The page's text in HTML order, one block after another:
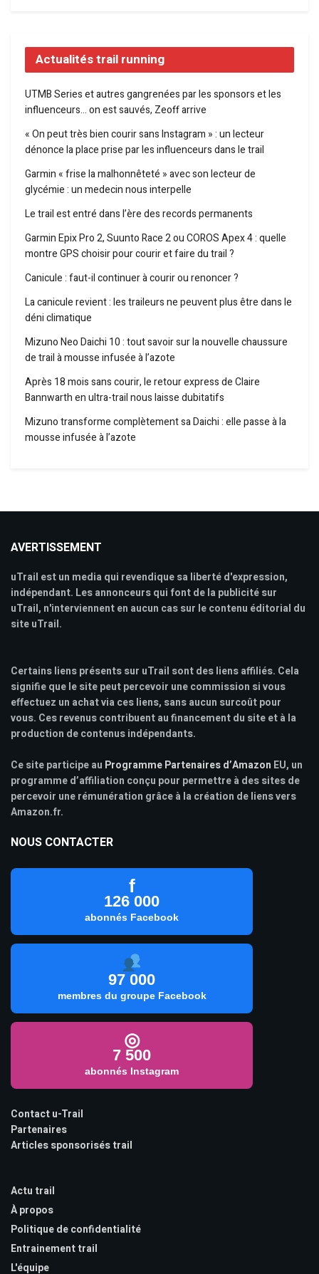
Actualités trail running
UTMB Series et autres gangrenées par les sponsors et les
influenceurs… on est sauvés, Zeoff arrive
« On peut très bien courir sans Instagram » : un lecteur
dénonce la place prise par les influenceurs dans le trail
Garmin « frise la malhonnêteté » avec son lecteur de
glycémie : un medecin nous interpelle
Le trail est entré dans l’ère des records permanents
Garmin Epix Pro 2, Suunto Race 2 ou COROS Apex 4 : quelle
montre GPS choisir pour courir et faire du trail ?
Canicule : faut-il continuer à courir ou renoncer ?
La canicule revient : les traileurs ne peuvent plus être dans le
déni climatique
Mizuno Neo Daichi 10 : tout savoir sur la nouvelle chaussure
de trail à mousse infusée à l’azote
Après 18 mois sans courir, le retour express de Claire
Bannwarth en ultra-trail nous laisse dubitatifs
Mizuno transforme complètement sa Daichi : elle passe à la
mousse infusée à l’azote
AVERTISSEMENT
uTrail est un media qui revendique sa liberté d'expression,
indépendant. Les annonceurs qui font de la publicité sur
uTrail, n'interviennent en aucun cas sur le contenu éditorial du
site uTrail.
Certains liens présents sur uTrail sont des liens affiliés. Cela
signifie que le site peut percevoir une commission si vous
effectuez un achat via ces liens, sans aucun surcoût pour
vous. Ces revenus contribuent au financement du site et à la
production de contenus indépendants.
Ce site participe au Programme Partenaires d’Amazon EU, un
programme d’affiliation conçu pour permettre à des sites de
percevoir une rémunération grâce à la création de liens vers
Amazon.fr.
NOUS CONTACTER
f
126 000
abonnés Facebook
97 000
membres du groupe Facebook
◎
7 500
abonnés Instagram
Contact u-Trail
Partenaires
Articles sponsorisés trail
Actu trail
À propos
Politique de confidentialité
Entrainement trail
L'équipe